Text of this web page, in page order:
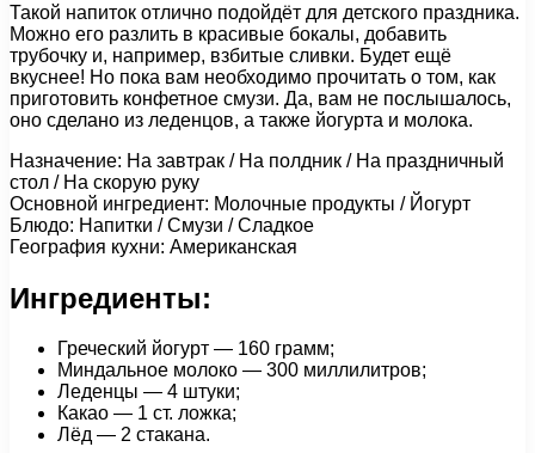
Такой напиток отлично подойдёт для детского праздника.
Можно его разлить в красивые бокалы, добавить
трубочку и, например, взбитые сливки. Будет ещё
вкуснее! Но пока вам необходимо прочитать о том, как
приготовить конфетное смузи. Да, вам не послышалось,
оно сделано из леденцов, а также йогурта и молока.
Назначение: На завтрак / На полдник / На праздничный
стол / На скорую руку
Основной ингредиент: Молочные продукты / Йогурт
Блюдо: Напитки / Смузи / Сладкое
География кухни: Американская
Ингредиенты:
Греческий йогурт — 160 грамм;
Миндальное молоко — 300 миллилитров;
Леденцы — 4 штуки;
Какао — 1 ст. ложка;
Лёд — 2 стакана.